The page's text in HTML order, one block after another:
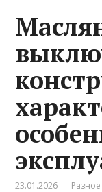
23.01.2026 Разное